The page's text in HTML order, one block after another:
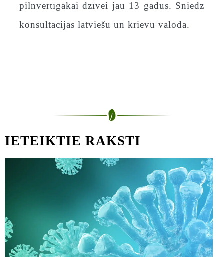
pilnvērtīgākai dzīvei jau 13 gadus. Sniedz
konsultācijas latviešu un krievu valodā.
IETEIKTIE RAKSTI